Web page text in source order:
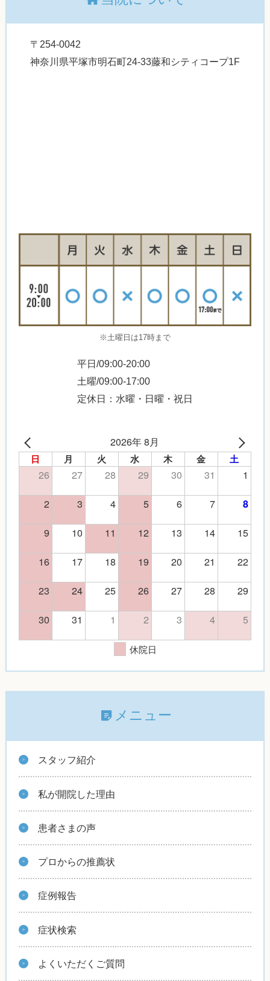
〒254-0042
神奈川県平塚市明石町24-33藤和シティコープ1F
※土曜日は17時まで
平日/09:00-20:00
土曜/09:00-17:00
定休日：水曜・日曜・祝日
2026年 8月
日 月 火 水 木 金 土
26 27 28 29 30 31
1
2
3 4 5 6 7 8
9 10 11 12 13 14
15
16
17 18 19 20 21
22
23
24 25 26 27 28
29
30
31 1 2 3 4 5
休院日
メニュー
スタッフ紹介
私が開院した理由
患者さまの声
プロからの推薦状
症例報告
症状検索
よくいただくご質問